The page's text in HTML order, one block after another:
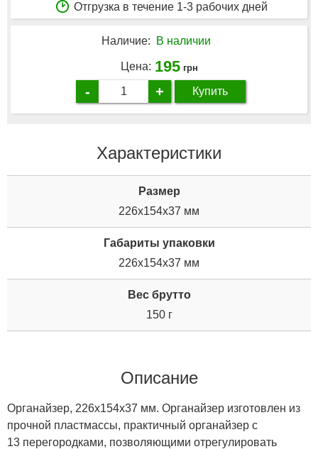
Отгрузка в течение 1-3 рабочих дней
Наличие: В наличии
Цена: 195 грн
- + Купить
Характеристики
Размер
226x154x37 мм
Габариты упаковки
226x154x37 мм
Вес брутто
150 г
Описание
Органайзер, 226x154x37 мм. Органайзер изготовлен из
прочной пластмассы, практичный органайзер с
13 перегородками, позволяющими отрегулировать